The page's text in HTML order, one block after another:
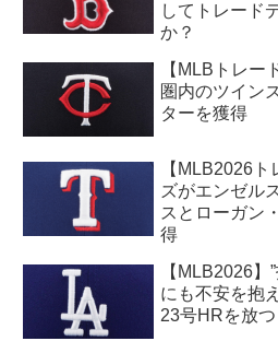
してトレード
か？
【MLBトレー
圏内のツイン
ターを獲得
【MLB2026
ズがエンゼル
スとローガン
得
【MLB2026
にも不安を抱
23号HRを放つ